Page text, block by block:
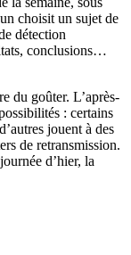
choisit un sujet de
détection
conclusions…
du goûter. L’après-
: certains
jouent à des
de retransmission.
d’hier, la